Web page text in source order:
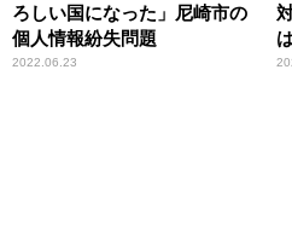
ろしい国になった」尼崎市の
個人情報紛失問題
2022.06.23